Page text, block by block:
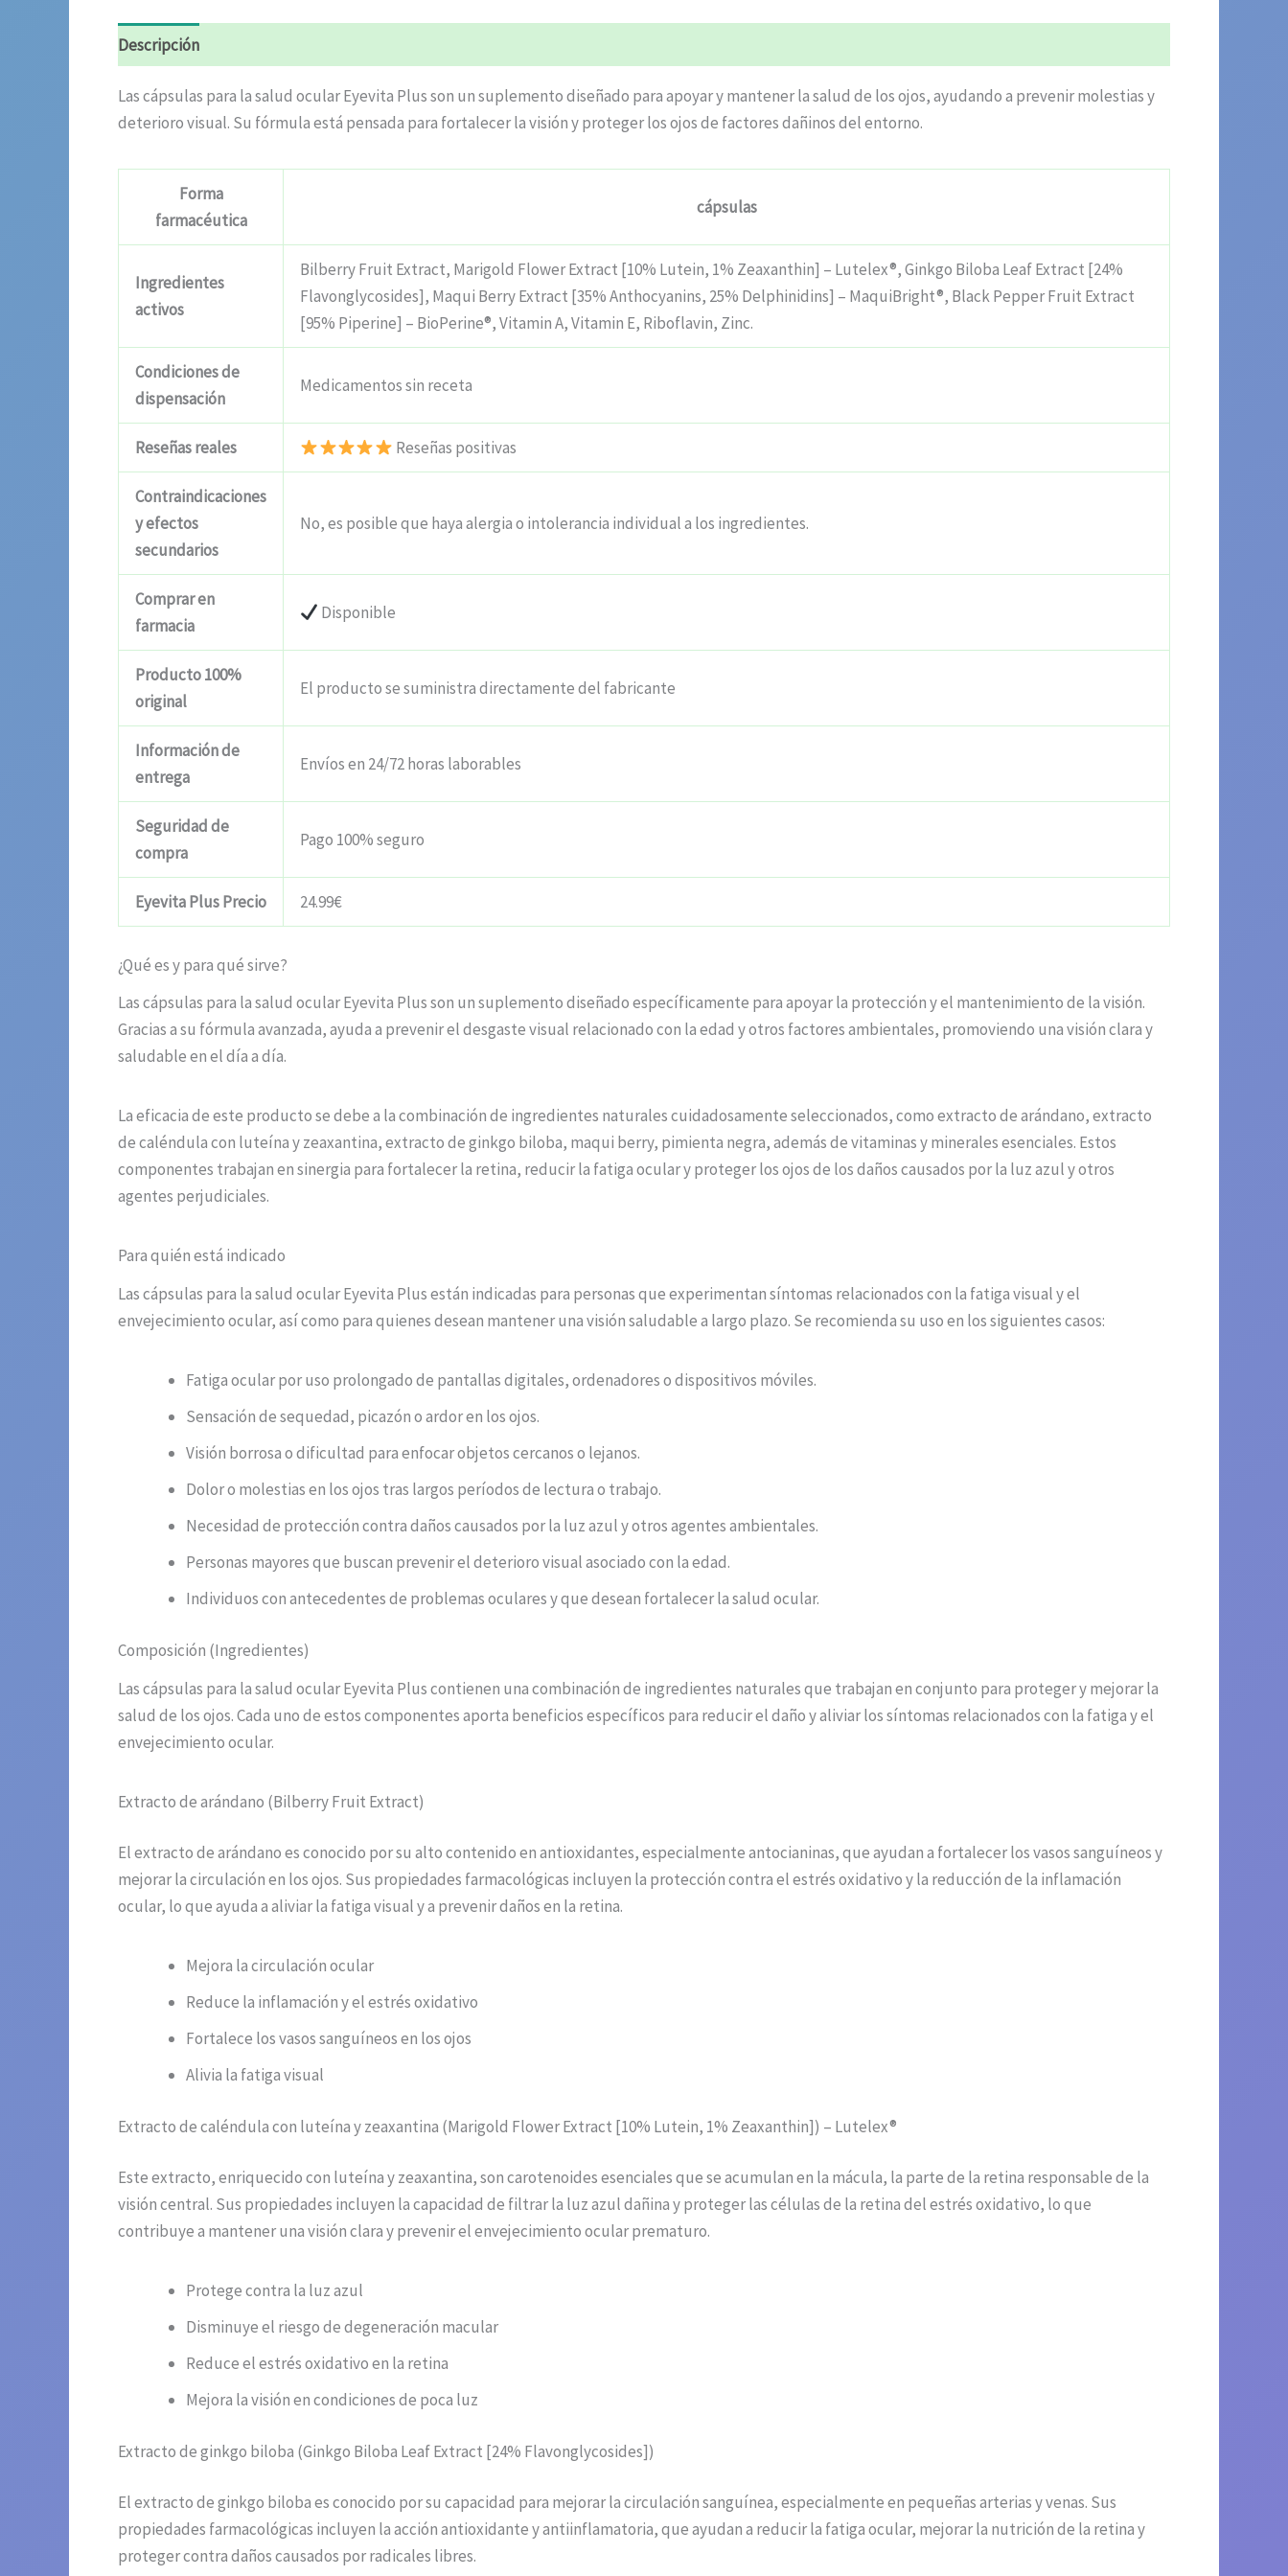
Descripción
Las cápsulas para la salud ocular Eyevita Plus son un suplemento diseñado para apoyar y mantener la salud de los ojos, ayudando a prevenir molestias y
deterioro visual. Su fórmula está pensada para fortalecer la visión y proteger los ojos de factores dañinos del entorno.
Forma
farmacéutica
cápsulas
Ingredientes
activos
Bilberry Fruit Extract, Marigold Flower Extract [10% Lutein, 1% Zeaxanthin] – Lutelex®, Ginkgo Biloba Leaf Extract [24%
Flavonglycosides], Maqui Berry Extract [35% Anthocyanins, 25% Delphinidins] – MaquiBright®, Black Pepper Fruit Extract
[95% Piperine] – BioPerine®, Vitamin A, Vitamin E, Riboflavin, Zinc.
Condiciones de
dispensación
Medicamentos sin receta
Reseñas reales Reseñas positivas
Contraindicaciones
y efectos
secundarios
No, es posible que haya alergia o intolerancia individual a los ingredientes.
Comprar en
farmacia
Disponible
Producto 100%
original
El producto se suministra directamente del fabricante
Información de
entrega
Envíos en 24/72 horas laborables
Seguridad de
compra
Pago 100% seguro
Eyevita Plus Precio 24.99€
¿Qué es y para qué sirve?
Las cápsulas para la salud ocular Eyevita Plus son un suplemento diseñado específicamente para apoyar la protección y el mantenimiento de la visión.
Gracias a su fórmula avanzada, ayuda a prevenir el desgaste visual relacionado con la edad y otros factores ambientales, promoviendo una visión clara y
saludable en el día a día.
La eficacia de este producto se debe a la combinación de ingredientes naturales cuidadosamente seleccionados, como extracto de arándano, extracto
de caléndula con luteína y zeaxantina, extracto de ginkgo biloba, maqui berry, pimienta negra, además de vitaminas y minerales esenciales. Estos
componentes trabajan en sinergia para fortalecer la retina, reducir la fatiga ocular y proteger los ojos de los daños causados por la luz azul y otros
agentes perjudiciales.
Para quién está indicado
Las cápsulas para la salud ocular Eyevita Plus están indicadas para personas que experimentan síntomas relacionados con la fatiga visual y el
envejecimiento ocular, así como para quienes desean mantener una visión saludable a largo plazo. Se recomienda su uso en los siguientes casos:
Fatiga ocular por uso prolongado de pantallas digitales, ordenadores o dispositivos móviles.
Sensación de sequedad, picazón o ardor en los ojos.
Visión borrosa o dificultad para enfocar objetos cercanos o lejanos.
Dolor o molestias en los ojos tras largos períodos de lectura o trabajo.
Necesidad de protección contra daños causados por la luz azul y otros agentes ambientales.
Personas mayores que buscan prevenir el deterioro visual asociado con la edad.
Individuos con antecedentes de problemas oculares y que desean fortalecer la salud ocular.
Composición (Ingredientes)
Las cápsulas para la salud ocular Eyevita Plus contienen una combinación de ingredientes naturales que trabajan en conjunto para proteger y mejorar la
salud de los ojos. Cada uno de estos componentes aporta beneficios específicos para reducir el daño y aliviar los síntomas relacionados con la fatiga y el
envejecimiento ocular.
Extracto de arándano (Bilberry Fruit Extract)
El extracto de arándano es conocido por su alto contenido en antioxidantes, especialmente antocianinas, que ayudan a fortalecer los vasos sanguíneos y
mejorar la circulación en los ojos. Sus propiedades farmacológicas incluyen la protección contra el estrés oxidativo y la reducción de la inflamación
ocular, lo que ayuda a aliviar la fatiga visual y a prevenir daños en la retina.
Mejora la circulación ocular
Reduce la inflamación y el estrés oxidativo
Fortalece los vasos sanguíneos en los ojos
Alivia la fatiga visual
Extracto de caléndula con luteína y zeaxantina (Marigold Flower Extract [10% Lutein, 1% Zeaxanthin]) – Lutelex®
Este extracto, enriquecido con luteína y zeaxantina, son carotenoides esenciales que se acumulan en la mácula, la parte de la retina responsable de la
visión central. Sus propiedades incluyen la capacidad de filtrar la luz azul dañina y proteger las células de la retina del estrés oxidativo, lo que
contribuye a mantener una visión clara y prevenir el envejecimiento ocular prematuro.
Protege contra la luz azul
Disminuye el riesgo de degeneración macular
Reduce el estrés oxidativo en la retina
Mejora la visión en condiciones de poca luz
Extracto de ginkgo biloba (Ginkgo Biloba Leaf Extract [24% Flavonglycosides])
El extracto de ginkgo biloba es conocido por su capacidad para mejorar la circulación sanguínea, especialmente en pequeñas arterias y venas. Sus
propiedades farmacológicas incluyen la acción antioxidante y antiinflamatoria, que ayudan a reducir la fatiga ocular, mejorar la nutrición de la retina y
proteger contra daños causados por radicales libres.